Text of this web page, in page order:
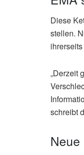
Diese
stellen.
„Derzeit
schreibt